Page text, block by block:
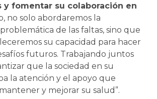
y fomentar su colaboración en
no solo abordaremos la
de las faltas, sino que
su capacidad para hacer
futuros. Trabajando juntos
que la sociedad en su
la atención y el apoyo que
y mejorar su salud”.